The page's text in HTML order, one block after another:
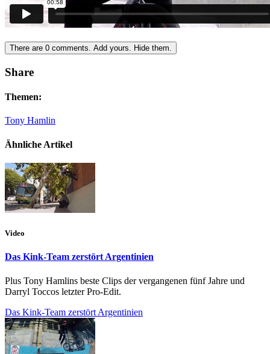
There are 0 comments. Add yours. Hide them.
Share
Themen:
Tony Hamlin
Ähnliche Artikel
Video
Das Kink-Team zerstört Argentinien
Plus Tony Hamlins beste Clips der vergangenen fünf Jahre und
Darryl Toccos letzter Pro-Edit.
Das Kink-Team zerstört Argentinien